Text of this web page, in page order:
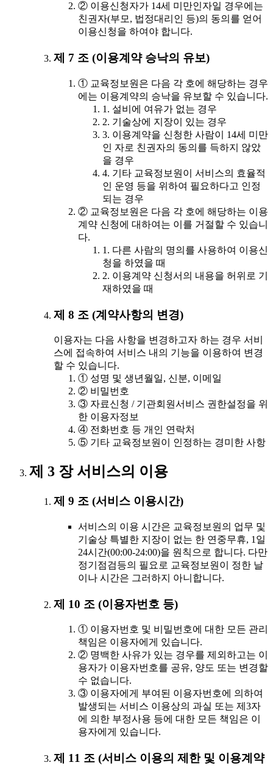
② 이용신청자가 14세 미만인자일 경우에는
친권자(부모, 법정대리인 등)의 동의를 얻어
이용신청을 하여야 합니다.
제 7 조 (이용계약 승낙의 유보)
① 교육정보원은 다음 각 호에 해당하는 경우
에는 이용계약의 승낙을 유보할 수 있습니다.
1. 설비에 여유가 없는 경우
2. 기술상에 지장이 있는 경우
3. 이용계약을 신청한 사람이 14세 미만
인 자로 친권자의 동의를 득하지 않았
을 경우
4. 기타 교육정보원이 서비스의 효율적
인 운영 등을 위하여 필요하다고 인정
되는 경우
② 교육정보원은 다음 각 호에 해당하는 이용
계약 신청에 대하여는 이를 거절할 수 있습니
다.
1. 다른 사람의 명의를 사용하여 이용신
청을 하였을 때
2. 이용계약 신청서의 내용을 허위로 기
재하였을 때
제 8 조 (계약사항의 변경)
이용자는 다음 사항을 변경하고자 하는 경우 서비
스에 접속하여 서비스 내의 기능을 이용하여 변경
할 수 있습니다.
① 성명 및 생년월일, 신분, 이메일
② 비밀번호
③ 자료신청 / 기관회원서비스 권한설정을 위
한 이용자정보
④ 전화번호 등 개인 연락처
⑤ 기타 교육정보원이 인정하는 경미한 사항
제 3 장 서비스의 이용
제 9 조 (서비스 이용시간)
서비스의 이용 시간은 교육정보원의 업무 및
기술상 특별한 지장이 없는 한 연중무휴, 1일
24시간(00:00-24:00)을 원칙으로 합니다. 다만
정기점검등의 필요로 교육정보원이 정한 날
이나 시간은 그러하지 아니합니다.
제 10 조 (이용자번호 등)
① 이용자번호 및 비밀번호에 대한 모든 관리
책임은 이용자에게 있습니다.
② 명백한 사유가 있는 경우를 제외하고는 이
용자가 이용자번호를 공유, 양도 또는 변경할
수 없습니다.
③ 이용자에게 부여된 이용자번호에 의하여
발생되는 서비스 이용상의 과실 또는 제3자
에 의한 부정사용 등에 대한 모든 책임은 이
용자에게 있습니다.
제 11 조 (서비스 이용의 제한 및 이용계약